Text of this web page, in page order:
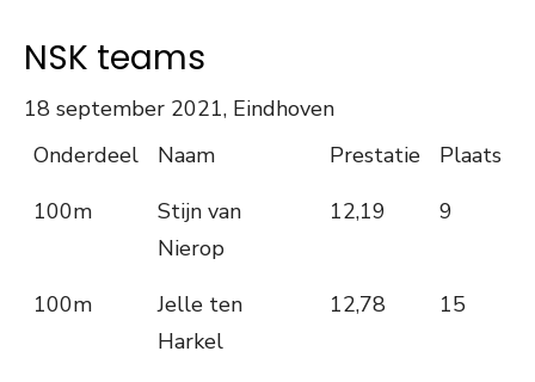
NSK teams
18 september 2021, Eindhoven
Onderdeel
Naam Prestatie
Plaats
100m
Stijn van
Nierop
12,19 9
100m
Jelle ten
Harkel
12,78 15